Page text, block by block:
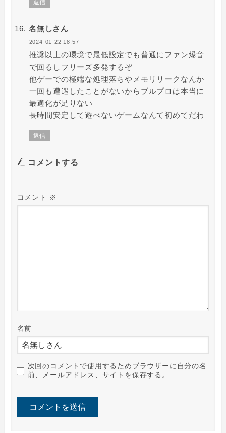
返信
名無しさん
2024-01-22 18:57
推奨以上の環境で最低設定でも普通にファン爆音
で回るしフリーズ多発するぞ
他ゲーでの極端な処理落ちやメモリリークなんか
一回も遭遇したことがないからブルプロは本当に
最適化が足りない
長時間安定して遊べないゲームなんて初めてだわ
返信
コメントする
コメント ※
名前
次回のコメントで使用するためブラウザーに自分の名
前、メールアドレス、サイトを保存する。